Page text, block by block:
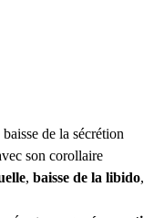
de la sécrétion
son corollaire
, baisse de la libido,